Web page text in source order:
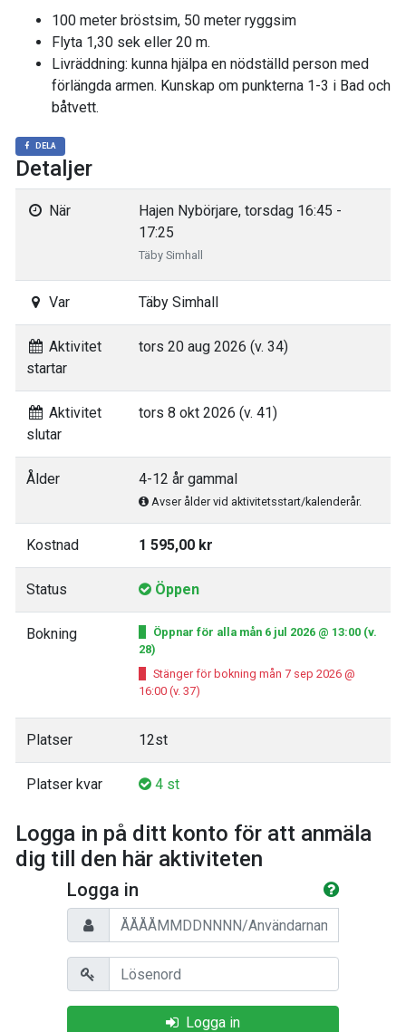
100 meter bröstsim, 50 meter ryggsim
Flyta 1,30 sek eller 20 m.
Livräddning: kunna hjälpa en nödställd person med
förlängda armen. Kunskap om punkterna 1-3 i Bad och
båtvett.
DELA
Detaljer
När
Hajen Nybörjare, torsdag 16:45 -
17:25
Täby Simhall
Var Täby Simhall
Aktivitet
startar
tors 20 aug 2026 (v. 34)
Aktivitet
slutar
tors 8 okt 2026 (v. 41)
Ålder 4-12 år gammal
Avser ålder vid aktivitetsstart/kalenderår.
Kostnad 1 595,00 kr
Status Öppen
Bokning
Öppnar för alla mån 6 jul 2026 @ 13:00 (v.
28)
Stänger för bokning mån 7 sep 2026 @
16:00 (v. 37)
Platser 12st
Platser kvar 4 st
Logga in på ditt konto för att anmäla
dig till den här aktiviteten
Logga in
Personnummer/Användarnamn
Lösenord
Logga in